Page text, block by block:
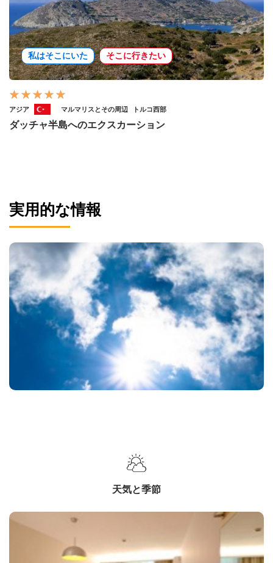
私はそこにいた そこに行きたい
アジア マルマリスとその周辺 トルコ西部
ダッチャ半島へのエクスカーション
実用的な情報
天気と季節